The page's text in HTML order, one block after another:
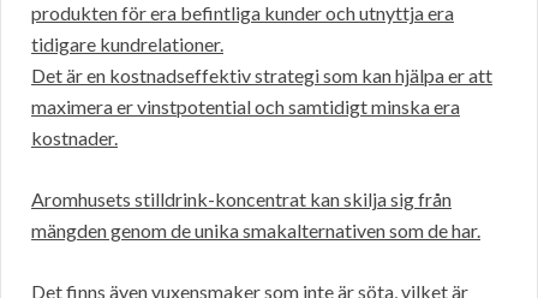
produkten för era befintliga kunder och utnyttja era
tidigare kundrelationer.
Det är en kostnadseffektiv strategi som kan hjälpa er att
maximera er vinstpotential och samtidigt minska era
kostnader.
Aromhusets stilldrink-koncentrat kan skilja sig från
mängden genom de unika smakalternativen som de har.
Det finns även vuxensmaker som inte är söta, vilket är